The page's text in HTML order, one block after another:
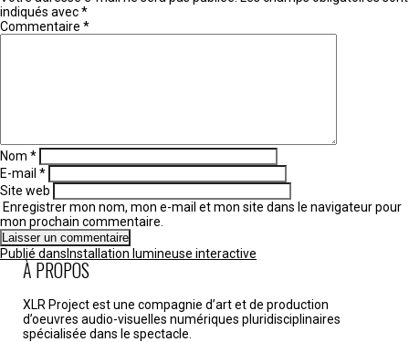
indiqués avec*
Commentaire *
Nom *
E-mail *
Site web
Enregistrer mon nom, mon e-mail et mon site dans le navigateur pour
mon prochain commentaire.
Navigation
de
l’article
Publié dans Installation lumineuse interactive
À PROPOS
XLR Project est une compagnie d’art et de production
d’oeuvres audio-visuelles numériques pluridisciplinaires
spécialisée dans le spectacle.